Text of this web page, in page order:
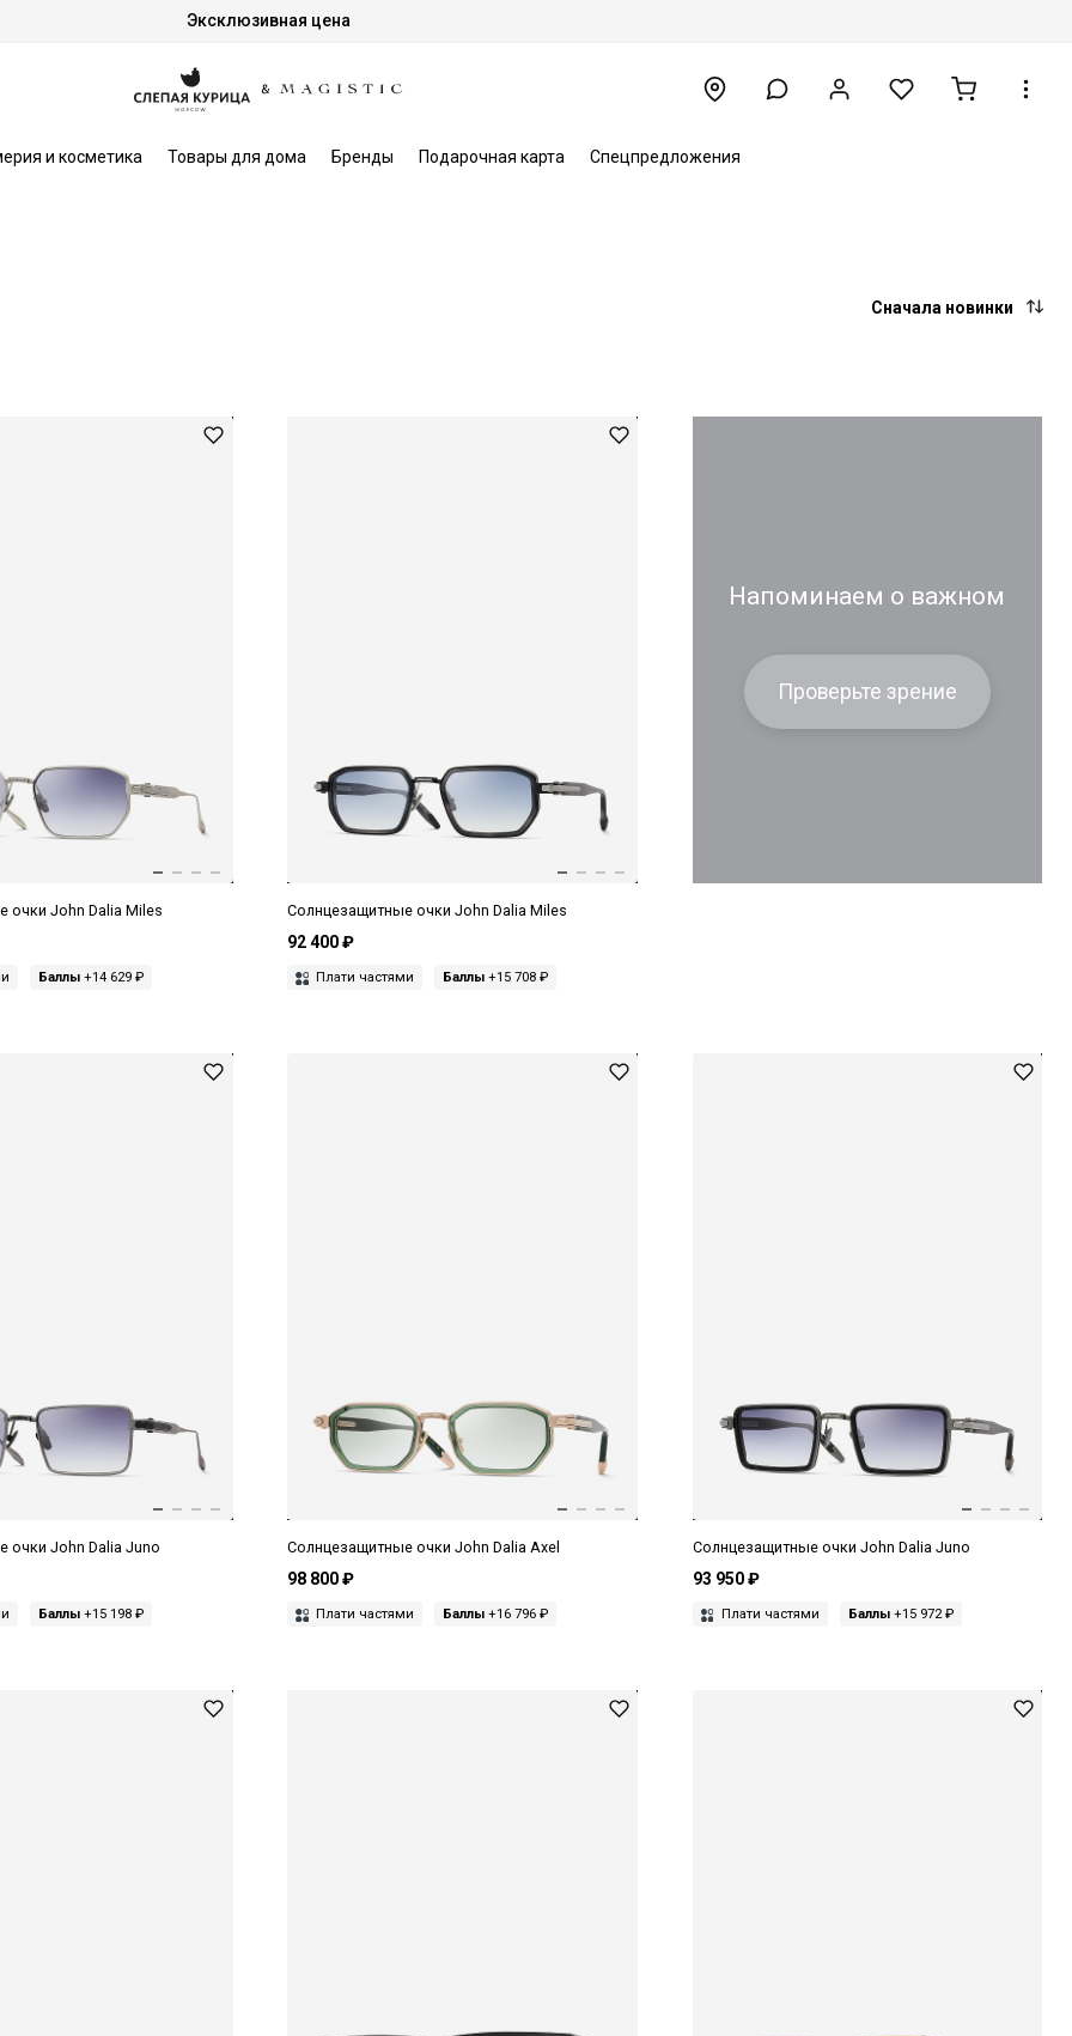
Эксклюзивная цена
и косметика Товары для дома Бренды Подарочная карта Спецпредложения
Сначала новинки
очки John Dalia Miles
Баллы +14 629 ₽
Солнцезащитные очки John Dalia Miles
92 400 ₽
Плати частями Баллы +15 708 ₽
Напоминаем о важном
Проверьте зрение
очки John Dalia Juno
Баллы +15 198 ₽
Солнцезащитные очки John Dalia Axel
98 800 ₽
Плати частями Баллы +16 796 ₽
Солнцезащитные очки John Dalia Juno
93 950 ₽
Плати частями Баллы+15 972 ₽